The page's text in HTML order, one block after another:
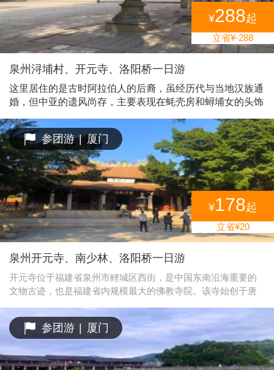
考证是长汀府（龙岩市）通往漳州府（漳州市）的必经之路。
古道旁，有一排两层老式砖木结构房屋，那就是长教已有数百
年历史的老街市……《云水谣》、《沧海百年》等剧组曾将此
作为拍摄地，如今已经成为闽台摄影基地…… 【怀远楼】建于1
楼。楼高四层13米，直径38米，每层34间，共136间，为简氏家
族所建。怀远楼最引人注目之处在于内院核心位置的祖堂，也
就是家族子弟读书的地方“斯是室”。“斯是室”精巧秀气，上下堂
【和贵楼】又称山脚楼，建于清代雍正十年，是南靖最高的土
楼。顾名思义，和贵楼是劝世人弘扬以和为贵的传统美德。楼
如其名，在高速变化潮流中，它显得异常的祥和、安宁、沉
稳。和贵楼是世界文化遗产，建在3000多平方米的沼泽地上，
被称为“陆上的诺亚方舟”。
¥288起
立省¥-288
泉州浔埔村、开元寺、洛阳桥一日游
这里居住的是古时阿拉伯人的后裔，虽经历代与当地汉族通
婚，但中亚的遗风尚存，主要表现在蚝壳房和蟳埔女的头饰
裤，形成了一道独特的风情。蟳埔女“戴簪花圈，插象牙
筷”的头饰是从宋代以来从中亚流传过来的。蟳埔是泉州海
上丝绸之路起点的重要港口。大部分载满丝绸、瓷器的商船
从蟳埔起航，沿着闽南沿海航行到达南洋，经印度洋、非洲
东岸，然后再到北岸卸货。返航的时候，如果舱内不载货就
会形成空船，重心不稳则不利于航行，于是船员们就将散落
在海边的蚵壳装在船上压舱，载回来后就堆放在蟳埔海边。
参团游 | 厦门
¥178起
立省¥20
泉州开元寺、南少林、洛阳桥一日游
开元寺位于福建省泉州市鲤城区西街，是中国东南沿海重要的
文物古迹，也是福建省内规模最大的佛教寺院。该寺始创于唐
年）更名开元寺，是宋元时期泉州规模最大、官方地位最突出
的佛教寺院。 [15] 现存主要庙宇系明、清两代修建，南北长260
米，东西宽300米，占地面积78000平方米。
参团游 厦门